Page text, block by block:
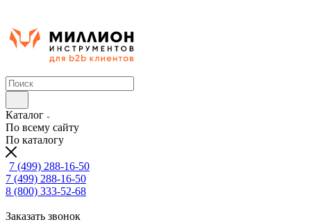
Каталог
По всему сайту
По каталогу
7 (499) 288-16-50
7 (499) 288-16-50
8 (800) 333-52-68
Заказать звонок